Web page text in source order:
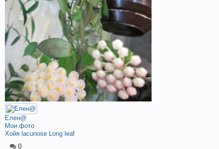
Елен@
Мои фото
Хойя lacunose Long leaf
0